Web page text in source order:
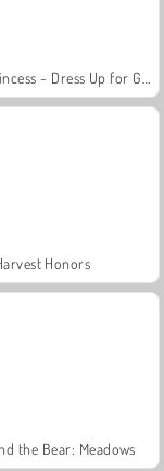
Honors
the Bear: Meadows